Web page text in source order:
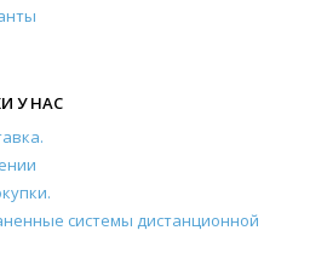
У НАС
системы дистанционной